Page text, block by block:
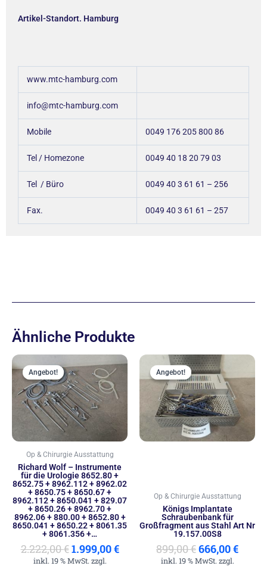
Artikel-Standort. Hamburg
www.mtc-hamburg.com
info@mtc-hamburg.com
Mobile 0049 176 205 800 86
Tel / Homezone 0049 40 18 20 79 03
Tel / Büro 0049 40 3 61 61 – 256
Fax. 0049 40 3 61 61 – 257
Ähnliche Produkte
Angebot!
Angebot!
Op & Chirurgie Ausstattung
Richard Wolf – Instrumente
für die Urologie 8652.80 +
8652.75 + 8962.112 + 8962.02
+ 8650.75 + 8650.67 +
8962.112 + 8650.041 + 829.07
+ 8650.26 + 8962.70 +
8962.06 + 880.00 + 8652.80 +
8650.041 + 8650.22 + 8061.35
+ 8061.356 +…
2.222,00€
Ursprünglicher
Preis
war:
2.222,00 €
1.999,00€
Aktueller
1.999,00 €.
inkl. 19 % MwSt. zzgl.
Angebot!
Angebot!
Op & Chirurgie Ausstattung
Königs Implantate
Schraubenbank für
Großfragment aus Stahl Art Nr
19.157.00S8
899,00€
Preis
war:
899,00 €
666,00€
Preis
inkl. 19 % MwSt. zzgl.